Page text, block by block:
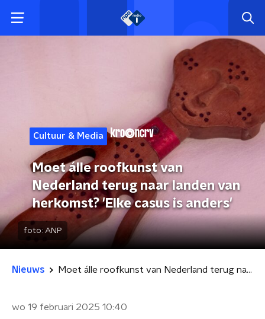
Cultuur & Media
Moet álle roofkunst van
Nederland terug naar landen van
herkomst? 'Elke casus is anders'
foto: ANP
Nieuws Moet álle roofkunst van Nederland terug naar landen van herkomst? 'Elke casus is anders'
wo 19 februari 2025 10:40